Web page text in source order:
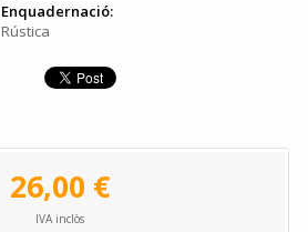
Enquadernació:
Rústica
26,00 €
IVA inclòs